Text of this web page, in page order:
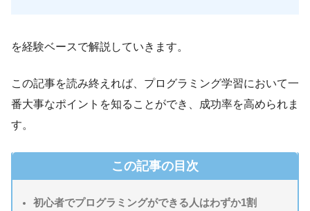
を経験ベースで解説していきます。
この記事を読み終えれば、プログラミング学習において一
番大事なポイントを知ることができ、成功率を高められま
す。
この記事の目次
初心者でプログラミングができる人はわずか1割